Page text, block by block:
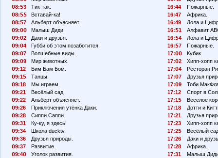
8:
3
Тик-так.
8:
Вставай-ка!
8:
7
Альберт объясняет.
9:
Малыш Диди.
9:
2
Даки и друзья.
9:
4
Губби об этом позаботится.
9:
7
Волшебные виды.
9:
9
Мир животных.
9:12
Бим Бам Бом.
9:1
Танцы.
9:18
Мы играем.
9:21
Весёлый сад.
9:22
Альберт объясняет.
9:26
Приключения утёнка Даки.
9:28
Сиппи Саппи.
9:31
Ку-ку, я здесь!
9:34
Школа ducktv.
9:36
Друзья природы.
9:37
Развитие.
9:4
Уголок развития.
16:44
Пожарные.
16:47
Африка.
16:49
Лола и
16:
1
Алфавит
16:
4
Лола и
16:
7
Пожарные.
17:
Кубик.
17:
2
Хипп-хопп
17:
4
Ресторан
17:
7
Друзья
17:
9
Тоби
17:12
Спорт в
17:1
Веселое
17:18
Дотти и
17:21
Друзья
17:23
Хипп-хопп
17:2
Весёлый
17:26
Даки и
17:28
Африка.
17:31
Малыш